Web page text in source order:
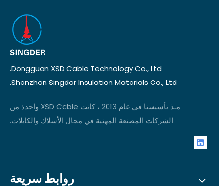
Dongguan XSD Cable Technology Co., Ltd.
Shenzhen Singder Insulation Materials Co., Ltd.
منذ تأسيسنا في عام 2013 ، كانت XSD Cable واحدة من
الشركات المصنعة المهنية في مجال الأسلاك والكابلات.
روابط سريعة